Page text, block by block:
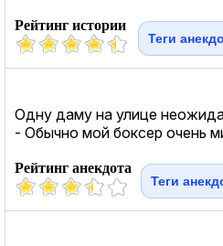
Рейтинг истории
Теги
Одну даму на улице
- Обычно мой боксер очень
Рейтинг анекдота
Теги